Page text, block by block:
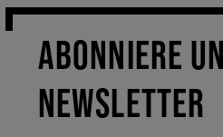
ABONNIERE
NEWSLETTER